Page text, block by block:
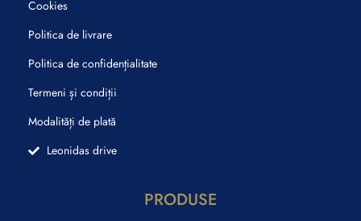
Cookies
Politica de livrare
Politica de confidențialitate
Termeni și condiții
Modalități de plată
Leonidas drive
PRODUSE